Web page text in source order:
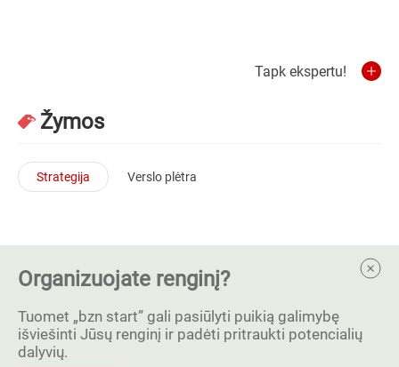
Tapk ekspertu!
Žymos
Strategija Verslo plėtra
Organizuojate renginį?
Tuomet „bzn start” gali pasiūlyti puikią galimybę
išviešinti Jūsų renginį ir padėti pritraukti potencialių
dalyvių.